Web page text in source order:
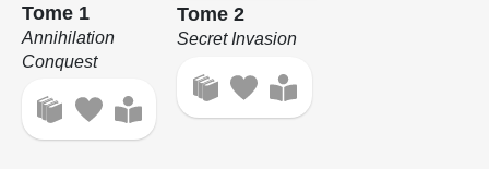
Tome 1
Annihilation
Conquest
Tome 2
Secret Invasion